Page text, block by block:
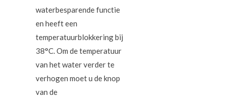
waterbesparende functie
en heeft een
temperatuurblokkering bij
38°C. Om de temperatuur
van het water verder te
verhogen moet u de knop
van de